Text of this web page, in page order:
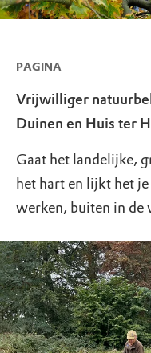
PAGINA
Vrijwilliger
Duinen en Huis ter
Gaat het landelijke,
het hart en lijkt het
werken, buiten in de